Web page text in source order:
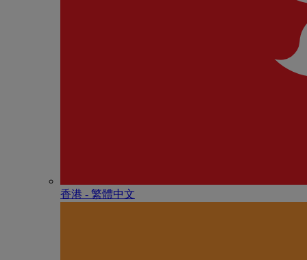
香港 - 繁體中文